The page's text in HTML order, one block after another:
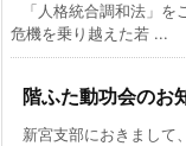
「人格統合調和法」
危機を乗り越えた若 ...
階ふた動功会のお
新宮支部におきまして